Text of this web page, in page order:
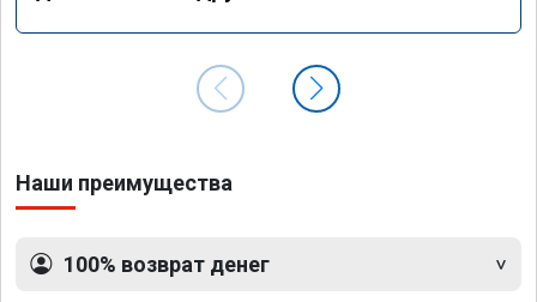
Наши преимущества
100% возврат денег